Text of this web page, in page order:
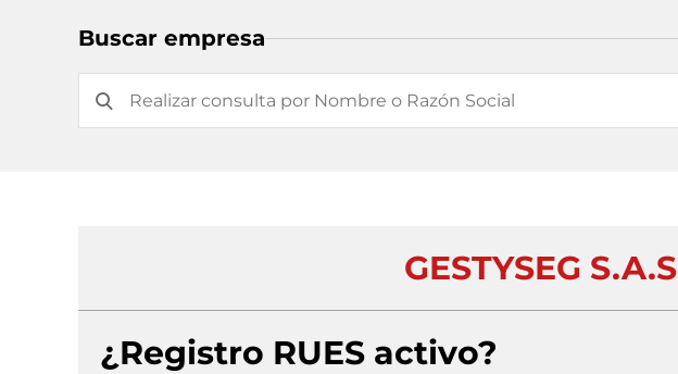
Buscar empresa
GESTYSEG S.A.S
¿Registro RUES activo?